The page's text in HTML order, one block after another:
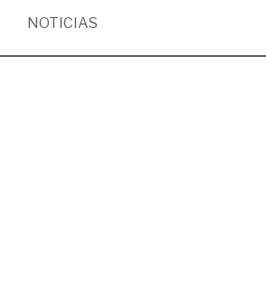
NOTICIAS